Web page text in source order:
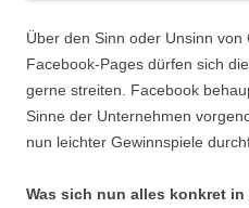
Über den Sinn oder Unsinn
Facebook-Pages dürfen sich
gerne streiten. Facebook
Sinne der Unternehmen
nun leichter Gewinnspiele
Was sich nun alles konkret